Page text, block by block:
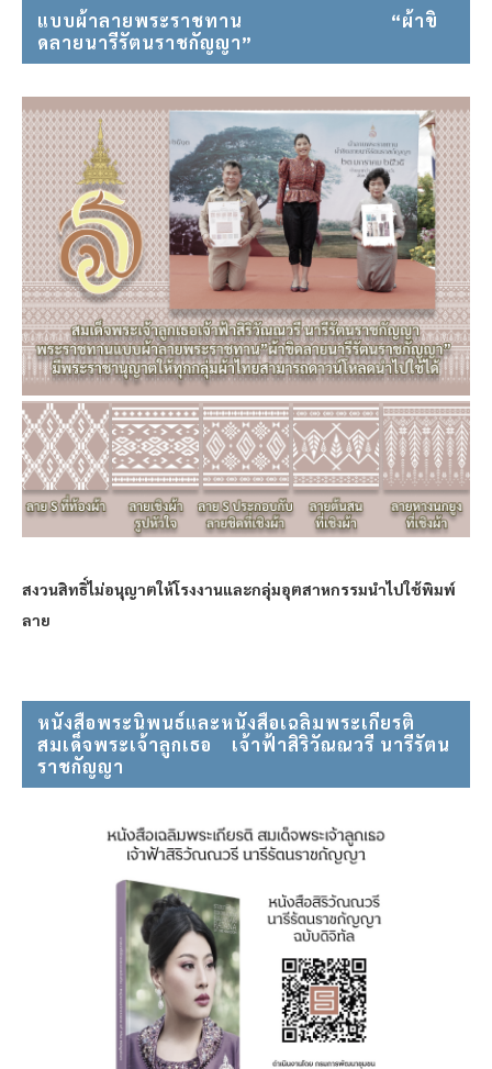
แบบผ้าลายพระราชทาน⠀⠀⠀⠀⠀⠀⠀⠀⠀⠀ “ผ้าขิ
ดลายนารีรัตนราชกัญญา”
สงวนสิทธิ์ไม่อนุญาตให้โรงงานและกลุ่มอุตสาหกรรมนำไปใช้พิมพ์
ลาย
หนังสือพระนิพนธ์และหนังสือเฉลิมพระเกียรติ
สมเด็จพระเจ้าลูกเธอ⠀ เจ้าฟ้าสิริวัณณวรี นารีรัตน
ราชกัญญา